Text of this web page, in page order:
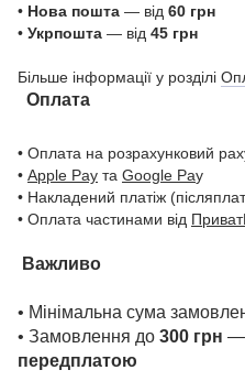
• Нова пошта — від 60 грн
• Укрпошта — від 45 грн
Більше інформації у розділі
Оплата
• Оплата на розрахунковий
• Apple Pay та Google Pay
• Накладений платіж
• Оплата частинами від
Важливо
• Мінімальна сума
• Замовлення до 300 грн —
передплатою